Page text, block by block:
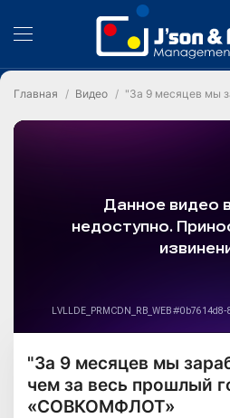
Главная Видео "За 9 месяцев мы
"За 9 месяцев мы
чем за весь прошлый
«СОВКОМФЛОТ»